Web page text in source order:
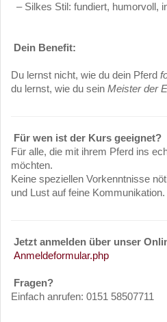
– Silkes Stil: fundiert, humorvoll,
Dein Benefit:
Du lernst nicht, wie du dein Pferd
du lernst, wie du sein Meister der
Für wen ist der Kurs geeignet?
Für alle, die mit ihrem Pferd ins
möchten.
Keine speziellen Vorkenntnisse
und Lust auf feine Kommunikation.
Jetzt anmelden über unser
Anmeldeformular.php
Fragen?
Einfach anrufen: 0151 58507711